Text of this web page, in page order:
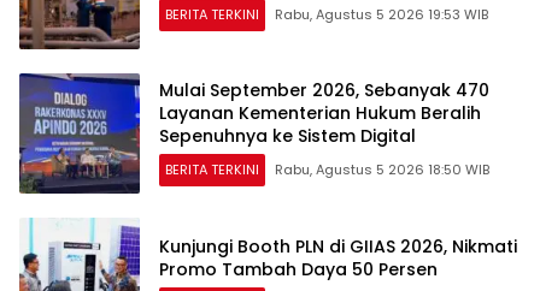
BERITA TERKINI Rabu, Agustus 5 2026 19:53 WIB
Mulai September 2026, Sebanyak 470
Layanan Kementerian Hukum Beralih
Sepenuhnya ke Sistem Digital
BERITA TERKINI Rabu, Agustus 5 2026 18:50 WIB
Kunjungi Booth PLN di GIIAS 2026, Nikmati
Promo Tambah Daya 50 Persen